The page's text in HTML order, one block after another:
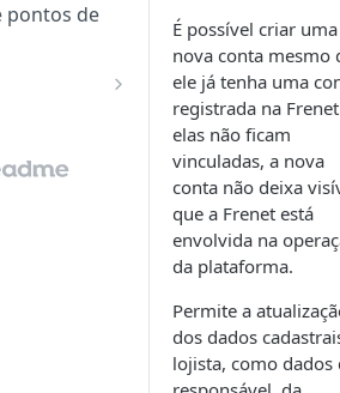
pontos de
É possível criar uma
nova conta mesmo
ele já tenha uma
registrada na
elas não ficam
vinculadas, a nova
conta não deixa
que a Frenet está
envolvida na
da plataforma.
Permite a
dos dados
lojista, como dados